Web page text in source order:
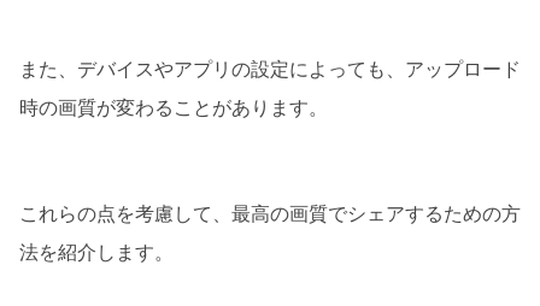
また、デバイスやアプリの設定によっても、アップロード
時の画質が変わることがあります。
これらの点を考慮して、最高の画質でシェアするための方
法を紹介します。